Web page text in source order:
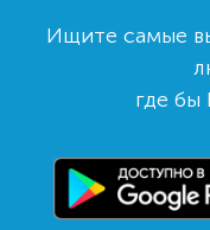
Ищите самые
где бы